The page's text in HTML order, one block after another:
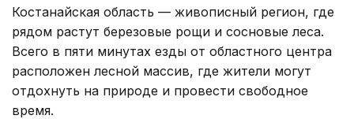
Костанайская область — живописный регион, где
рядом растут березовые рощи и сосновые леса.
Всего в пяти минутах езды от областного центра
расположен лесной массив, где жители могут
отдохнуть на природе и провести свободное
время.